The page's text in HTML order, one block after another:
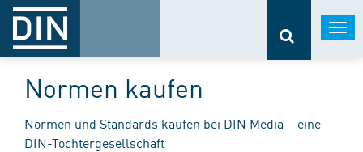
Normen kaufen
Normen und Standards kaufen bei DIN Media – eine
DIN-Tochtergesellschaft